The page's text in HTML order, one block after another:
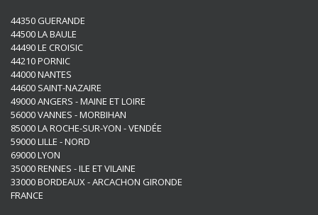
44350 GUERANDE
44500 LA BAULE
44490 LE CROISIC
44210 PORNIC
44000 NANTES
44600 SAINT-NAZAIRE
49000 ANGERS - MAINE ET LOIRE
56000 VANNES - MORBIHAN
85000 LA ROCHE-SUR-YON - VENDÉE
59000 LILLE - NORD
69000 LYON
35000 RENNES - ILE ET VILAINE
33000 BORDEAUX - ARCACHON GIRONDE
FRANCE